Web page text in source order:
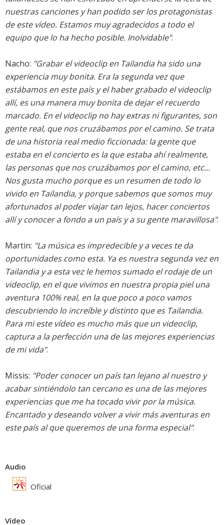
nuestras canciones y han podido ser los protagonistas
de este vídeo. Estamos muy agradecidos a todo el
equipo que lo ha hecho posible. Inolvidable".
Nacho: "Grabar el videoclip en Tailandia ha sido una
experiencia muy bonita. Era la segunda vez que
estábamos en este país y el haber grabado el videoclip
allí, es una manera muy bonita de dejar el recuerdo
marcado. En el videoclip no hay extras ni figurantes, son
gente real, que nos cruzábamos por el camino. Se trata
de una historia real medio ficcionada: la gente que
estaba en el concierto es la que estaba ahí realmente,
las personas que nos cruzábamos por el camino, etc…
Nos gusta mucho porque es un resumen de todo lo
vivido en Tailandia, y porque sabemos que somos muy
afortunados al poder viajar tan lejos, hacer conciertos
allí y conocer a fondo a un país y a su gente maravillosa".
Martin: "La música es impredecible y a veces te da
oportunidades como esta. Ya es nuestra segunda vez en
Tailandia y a esta vez le hemos sumado el rodaje de un
videoclip, en el que vivimos en nuestra propia piel una
aventura 100% real, en la que poco a poco vamos
descubriendo lo increíble y distinto que es Tailandia.
Para mi este vídeo es mucho más que un videoclip,
captura a la perfección una de las mejores experiencias
de mi vida".
Missis: "Poder conocer un país tan lejano al nuestro y
acabar sintiéndolo tan cercano es una de las mejores
experiencias que me ha tocado vivir por la música.
Encantado y deseando volver a vivir más aventuras en
este país al que queremos de una forma especial".
Audio
Oficial
Vídeo